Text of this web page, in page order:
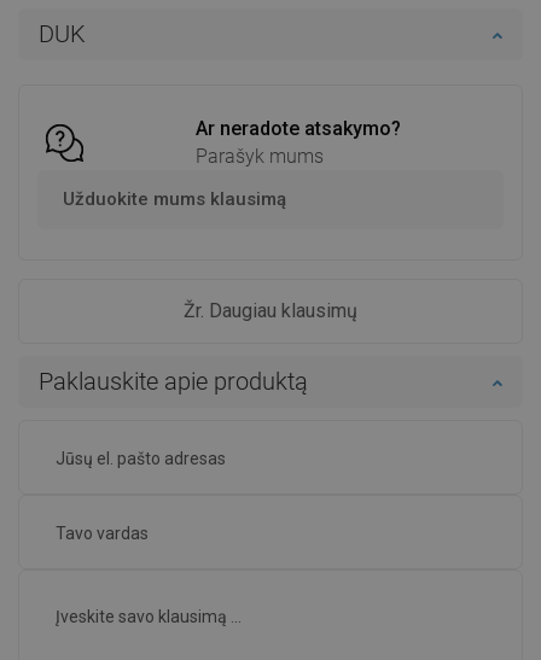
DUK
Ar neradote atsakymo?
Parašyk mums
Užduokite mums klausimą
Žr. Daugiau klausimų
Paklauskite apie produktą